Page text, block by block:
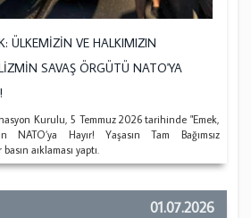
ÜLKEMİZİN VE HALKIMIZIN
SAVAŞ ÖRGÜTÜ NATO'YA
Kurulu, 5 Temmuz 2026 tarihinde "Emek,
Hayır! Yaşasın Tam Bağımsız
aıklaması yaptı.
01.07.2026